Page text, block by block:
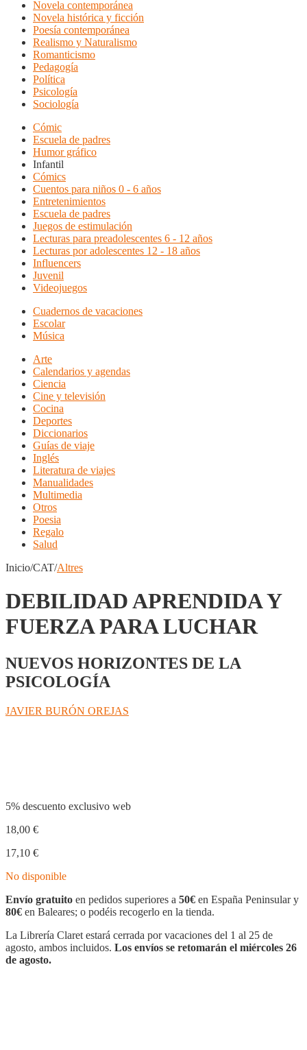
Novela contemporánea
Novela histórica y ficción
Poesía contemporánea
Realismo y Naturalismo
Romanticismo
Pedagogía
Política
Psicología
Sociología
Cómic
Escuela de padres
Humor gráfico
Infantil
Cómics
Cuentos para niños 0 - 6 años
Entretenimientos
Escuela de padres
Juegos de estimulación
Lecturas para preadolescentes 6 - 12 años
Lecturas por adolescentes 12 - 18 años
Influencers
Juvenil
Videojuegos
Cuadernos de vacaciones
Escolar
Música
Arte
Calendarios y agendas
Ciencia
Cine y televisión
Cocina
Deportes
Diccionarios
Guías de viaje
Inglés
Literatura de viajes
Manualidades
Multimedia
Otros
Poesia
Regalo
Salud
Inicio/CAT/Altres
DEBILIDAD APRENDIDA Y
FUERZA PARA LUCHAR
NUEVOS HORIZONTES DE LA
PSICOLOGÍA
JAVIER BURÓN OREJAS
5% descuento exclusivo web
18,00 €
17,10 €
No disponible
Envío gratuito en pedidos superiores a 50€ en España Peninsular y
80€ en Baleares; o podéis recogerlo en la tienda.
La Librería Claret estará cerrada por vacaciones del 1 al 25 de
agosto, ambos incluidos. Los envíos se retomarán el miércoles 26
de agosto.